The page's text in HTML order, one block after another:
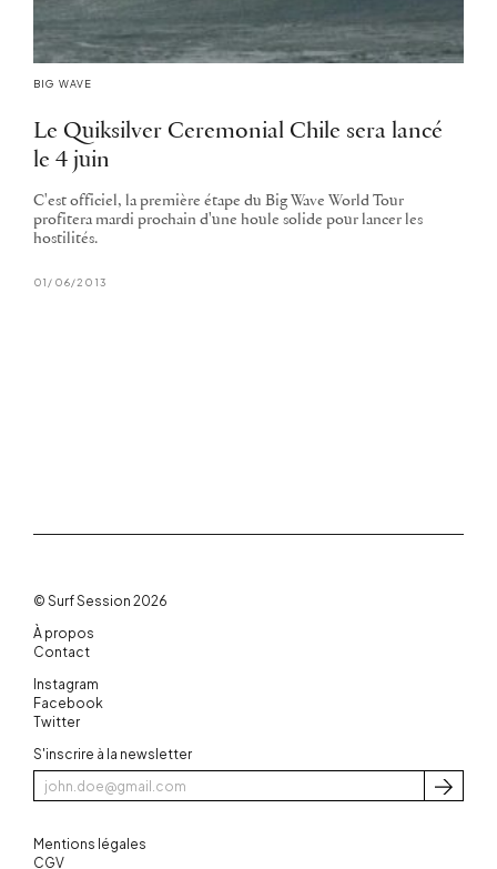
BIG WAVE
Le Quiksilver Ceremonial Chile sera lancé
le 4 juin
C'est officiel, la première étape du Big Wave World Tour
profitera mardi prochain d'une houle solide pour lancer les
hostilités.
01/06/2013
© Surf Session 2026
À propos
Contact
Instagram
Facebook
Twitter
S'inscrire à la newsletter
Mentions légales
CGV